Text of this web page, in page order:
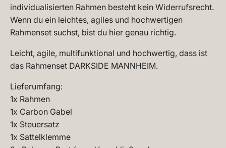
individualisierten Rahmen besteht kein Widerrufsrecht.
Wenn du ein leichtes, agiles und hochwertigen
Rahmenset suchst, bist du hier genau richtig.
Leicht, agile, multifunktional und hochwertig, dass ist
das Rahmenset DARKSIDE MANNHEIM.
Lieferumfang:
1x Rahmen
1x Carbon Gabel
1x Steuersatz
1x Sattelklemme